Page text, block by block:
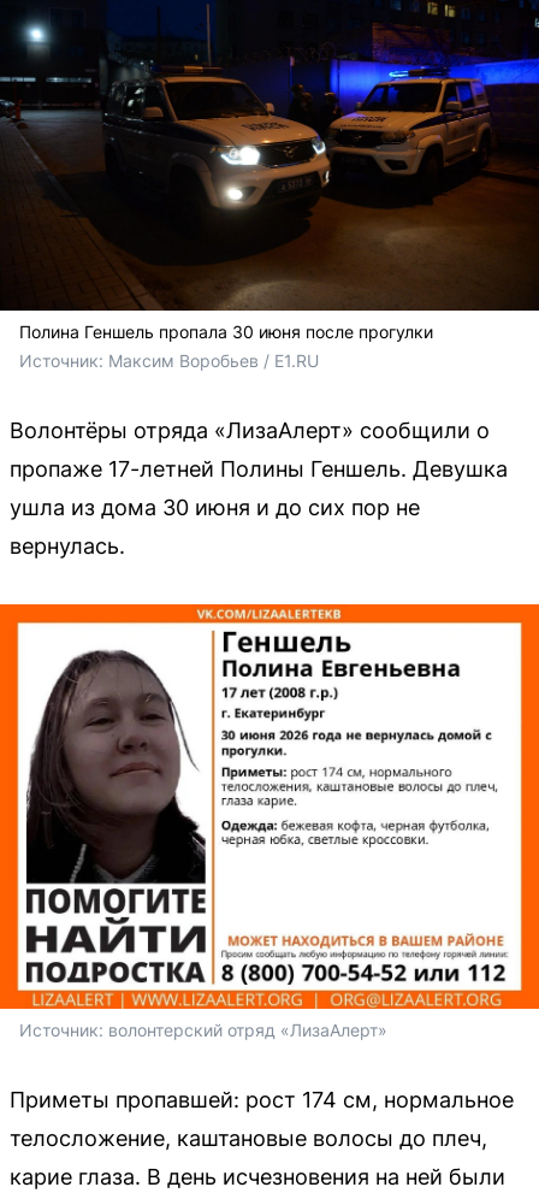
Полина Геншель пропала 30 июня после прогулки
Источник: Максим Воробьев / E1.RU
Волонтёры отряда «ЛизаАлерт» сообщили о
пропаже 17-летней Полины Геншель. Девушка
ушла из дома 30 июня и до сих пор не
вернулась.
Источник: волонтерский отряд «ЛизаАлерт»
Приметы пропавшей: рост 174 см, нормальное
телосложение, каштановые волосы до плеч,
карие глаза. В день исчезновения на ней были